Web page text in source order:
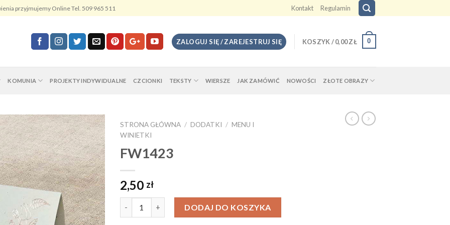
przyjmujemy Online Tel. 509 965 511 Kontakt Regulamin
ZALOGUJ SIĘ / ZAREJESTRUJ SIĘ KOSZYK /0,00ZŁ 0
KOMUNIA PROJEKTY INDYWIDUALNE CZCIONKI TEKSTY WIERSZE JAK ZAMÓWIĆ NOWOŚCI ZŁOTE OBRAZY
STRONA GŁÓWNA / DODATKI / MENU I
WINIETKI
FW1423
2,50 zł
DODAJ DO KOSZYKA